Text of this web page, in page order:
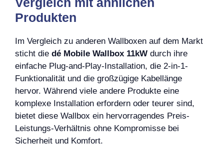
Produkten
Im Vergleich zu anderen Wallboxen auf dem Markt
sticht die dé Mobile Wallbox 11kW durch ihre
einfache Plug-and-Play-Installation, die 2-in-1-
Funktionalität und die großzügige Kabellänge
hervor. Während viele andere Produkte eine
komplexe Installation erfordern oder teurer sind,
bietet diese Wallbox ein hervorragendes Preis-
Leistungs-Verhältnis ohne Kompromisse bei
Sicherheit und Komfort.